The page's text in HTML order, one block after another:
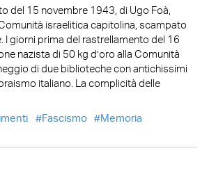
del 15 novembre 1943, di Ugo Foà,
israelitica capitolina, scampato
I giorni prima del rastrellamento del 16
nazista di 50 kg d’oro alla Comunità
di due biblioteche con antichissimi
italiano. La complicità delle
Fascismo Memoria